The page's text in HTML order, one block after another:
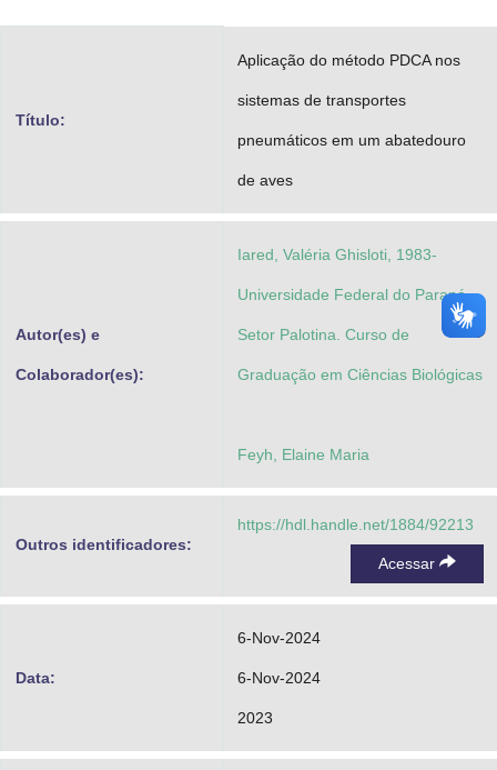
Título:
Aplicação do método PDCA nos
sistemas de transportes
pneumáticos em um abatedouro
de aves
Autor(es) e
Colaborador(es):
Iared, Valéria Ghisloti, 1983-
Universidade Federal do Paraná.
Setor Palotina. Curso de
Graduação em Ciências Biológicas
Feyh, Elaine Maria
Outros identificadores:
https://hdl.handle.net/1884/92213
Acessar
Data:
6-Nov-2024
6-Nov-2024
2023